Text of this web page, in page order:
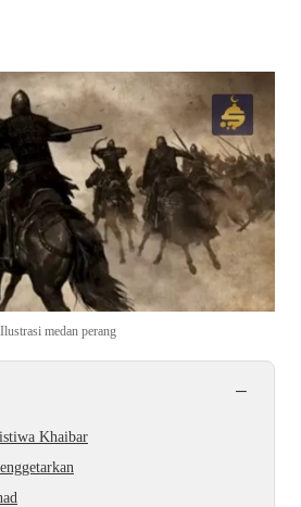
Ilustrasi medan perang
−
Khaibar